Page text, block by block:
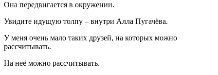
Она передвигается в окружении.
Увидите идущую толпу – внутри Алла Пугачёва.
У меня очень мало таких друзей, на которых можно
рассчитывать.
На неё можно рассчитывать.